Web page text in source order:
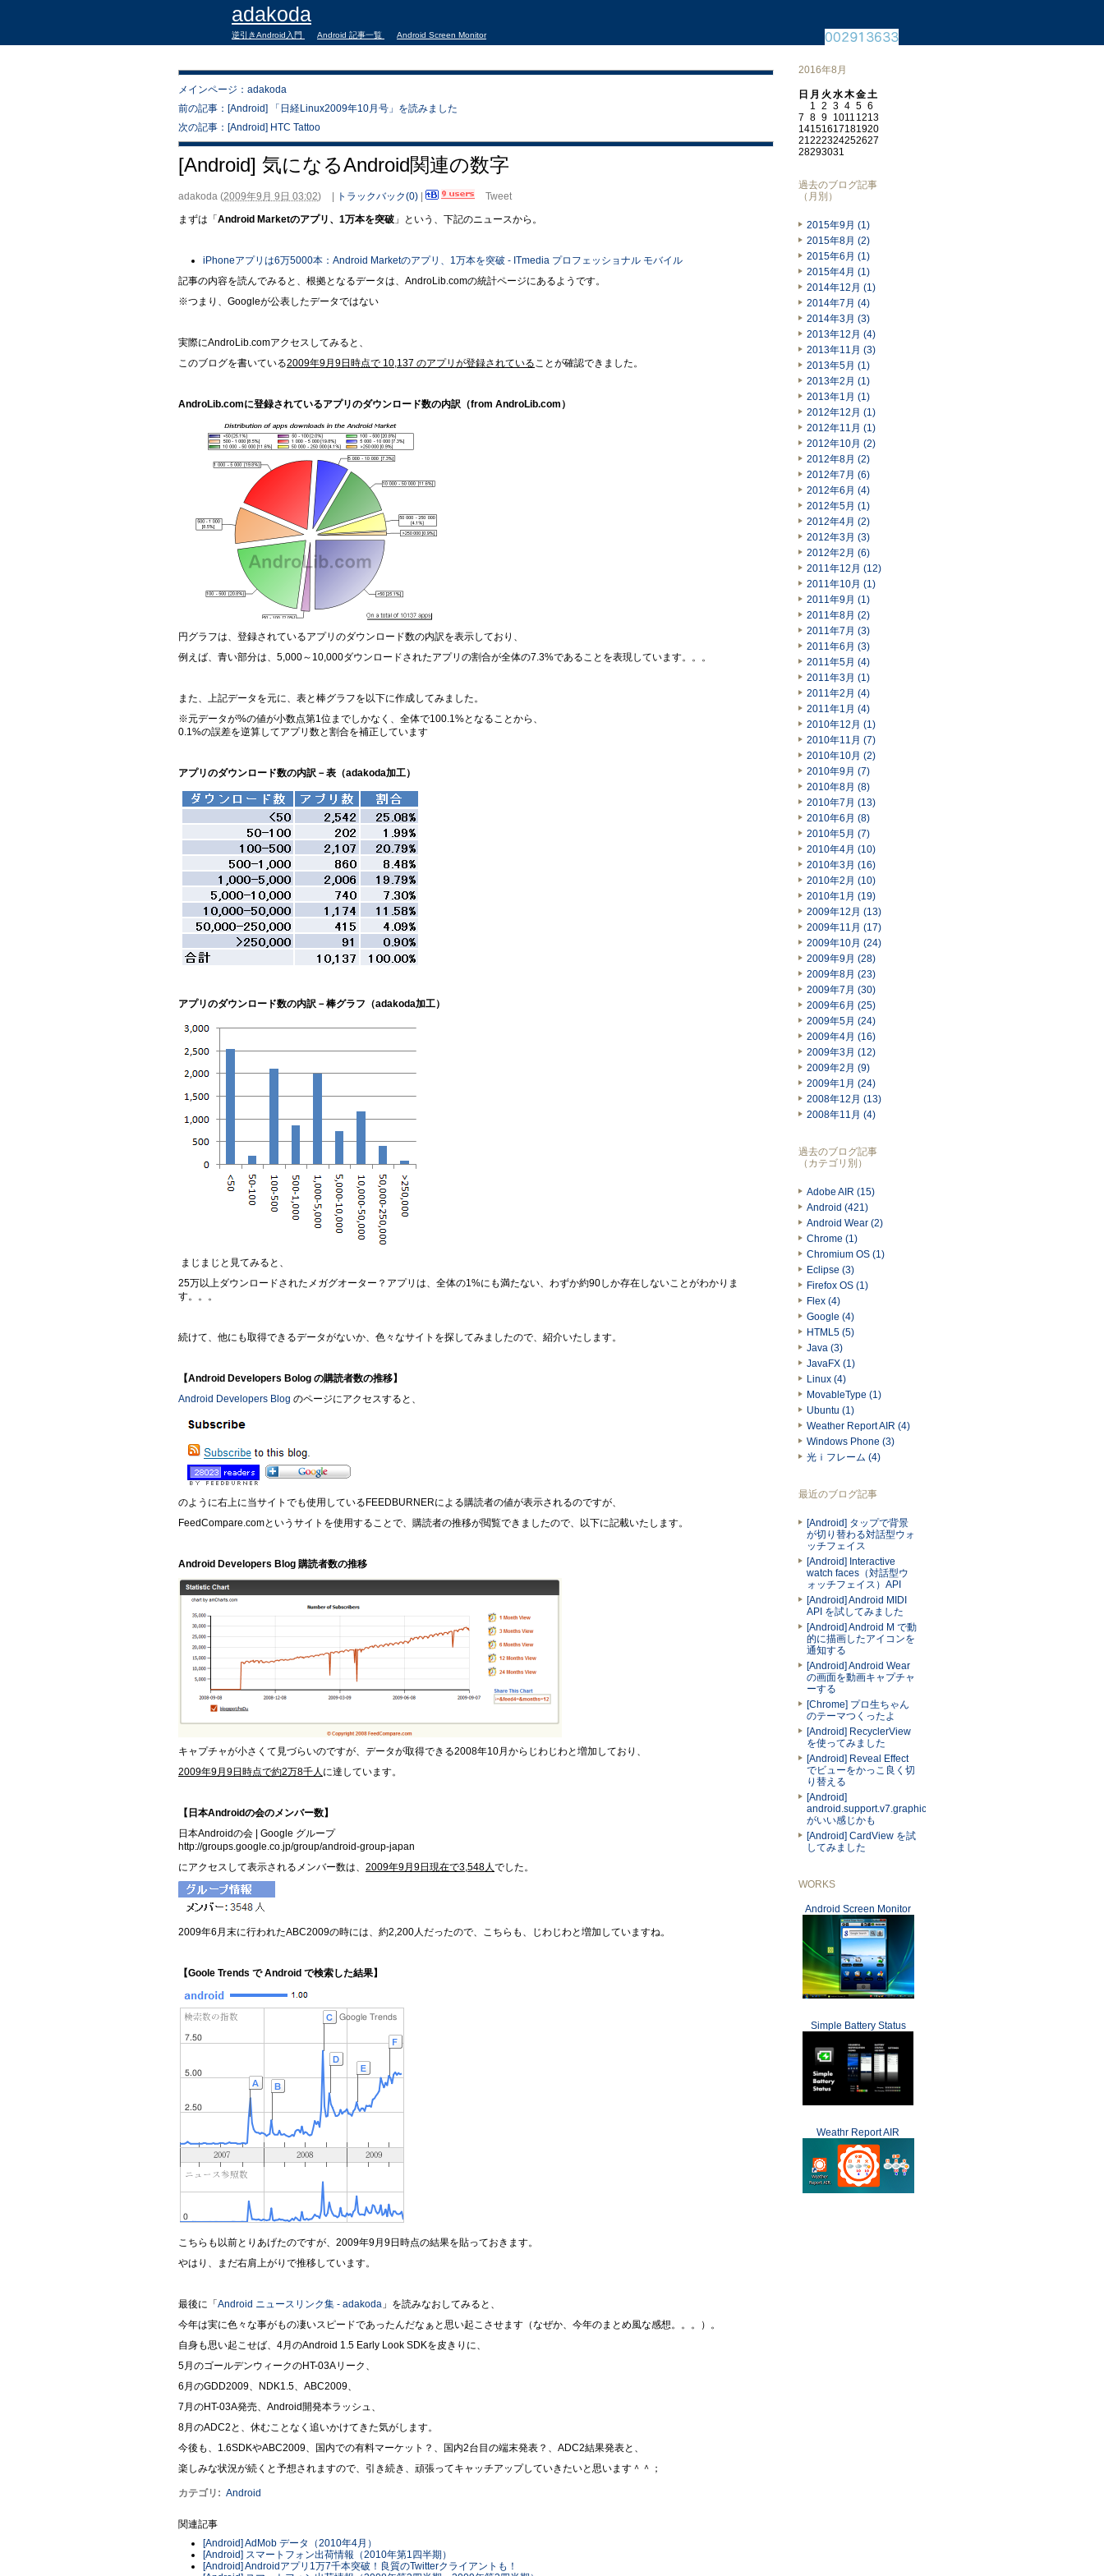
adakoda
逆引きAndroid入門 Android 記事一覧 Android Screen Monitor
メインページ：adakoda
前の記事：[Android] 「日経Linux2009年10月号」を読みました
次の記事：[Android] HTC Tattoo
[Android] 気になるAndroid関連の数字
adakoda (2009年9月 9日 03:02) トラックバック(0)
Tweet
まずは「Android Marketのアプリ、1万本を突破 」という、下記のニュースから。
iPhoneアプリは6万5000本：Android Marketのアプリ、1万本を突破 - ITmedia プロフェッショナル モバイル
記事の内容を読んでみると、根拠となるデータは、AndroLib.comの統計ページにあるようです。
※つまり、Googleが公表したデータではない
実際にAndroLib.comアクセスしてみると、
このブログを書いている2009年9月9日時点で 10,137 のアプリが登録されている ことが確認できました。
AndroLib.comに登録されているアプリのダウンロード数の内訳（from AndroLib.com）
円グラフは、登録されているアプリのダウンロード数の内訳を表示しており、
例えば、青い部分は、5,000～10,000ダウンロードされたアプリの割合が全体の7.3%であることを表現しています。。。
また、上記データを元に、表と棒グラフを以下に作成してみました。
※元データが%の値が小数点第1位までしかなく、全体で100.1%となることから、
0.1%の誤差を逆算してアプリ数と割合を補正しています
アプリのダウンロード数の内訳－表（adakoda加工）
アプリのダウンロード数の内訳－棒グラフ（adakoda加工）
まじまじと見てみると、
25万以上ダウンロードされたメガグオーター？アプリは、全体の1%にも満たない、わずか約90しか存在しないことがわかりま
す。。。
続けて、他にも取得できるデータがないか、色々なサイトを探してみましたので、紹介いたします。
【Android Developers Bolog の購読者数の推移】
Android Developers Blog のページにアクセスすると、
のように右上に当サイトでも使用しているFEEDBURNERによる購読者の値が表示されるのですが、
FeedCompare.comというサイトを使用することで、購読者の推移が閲覧できましたので、以下に記載いたします。
Android Developers Blog 購読者数の推移
キャプチャが小さくて見づらいのですが、データが取得できる2008年10月からじわじわと増加しており、
2009年9月9日時点で約2万8千人 に達しています。
【日本Androidの会のメンバー数】
日本Androidの会 | Google グループ
http://groups.google.co.jp/group/android-group-japan
にアクセスして表示されるメンバー数は、 2009年9月9日現在で3,548人 でした。
2009年6月末に行われたABC2009の時には、約2,200人だったので、こちらも、じわじわと増加していますね。
【Goole Trends で Android で検索した結果】
こちらも以前とりあげたのですが、2009年9月9日時点の結果を貼っておきます。
やはり、まだ右肩上がりで推移しています。
最後に「Android ニュースリンク集 - adakoda 」を読みなおしてみると、
今年は実に色々な事がもの凄いスピードであったんだなぁと思い起こさせます（なぜか、今年のまとめ風な感想。。。）。
自身も思い起こせば、4月のAndroid 1.5 Early Look SDKを皮きりに、
5月のゴールデンウィークのHT-03Aリーク、
6月のGDD2009、NDK1.5、ABC2009、
7月のHT-03A発売、Android開発本ラッシュ、
8月のADC2と、休むことなく追いかけてきた気がします。
今後も、1.6SDKやABC2009、国内での有料マーケット？、国内2台目の端末発表？、ADC2結果発表と、
楽しみな状況が続くと予想されますので、引き続き、頑張ってキャッチアップしていきたいと思います＾＾；
カテゴリ : Android
関連記事
[Android] AdMob データ（2010年4月）
[Android] スマートフォン出荷情報（2010年第1四半期）
[Android] Androidアプリ1万7千本突破！良質のTwitterクライアントも！
2016年8月
日 月 火 水木金土
1 2 3 4 5 6
7 8 9 1011 1213
14151617181920
21222324252627
28293031
過去のブログ記事
（月別）
2015年9月 (1)
2015年8月 (2)
2015年6月 (1)
2015年4月 (1)
2014年12月 (1)
2014年7月 (4)
2014年3月 (3)
2013年12月 (4)
2013年11月 (3)
2013年5月 (1)
2013年2月 (1)
2013年1月 (1)
2012年12月 (1)
2012年11月 (1)
2012年10月 (2)
2012年8月 (2)
2012年7月 (6)
2012年6月 (4)
2012年5月 (1)
2012年4月 (2)
2012年3月 (3)
2012年2月 (6)
2011年12月 (12)
2011年10月 (1)
2011年9月 (1)
2011年8月 (2)
2011年7月 (3)
2011年6月 (3)
2011年5月 (4)
2011年3月 (1)
2011年2月 (4)
2011年1月 (4)
2010年12月 (1)
2010年11月 (7)
2010年10月 (2)
2010年9月 (7)
2010年8月 (8)
2010年7月 (13)
2010年6月 (8)
2010年5月 (7)
2010年4月 (10)
2010年3月 (16)
2010年2月 (10)
2010年1月 (19)
2009年12月 (13)
2009年11月 (17)
2009年10月 (24)
2009年9月 (28)
2009年8月 (23)
2009年7月 (30)
2009年6月 (25)
2009年5月 (24)
2009年4月 (16)
2009年3月 (12)
2009年2月 (9)
2009年1月 (24)
2008年12月 (13)
2008年11月 (4)
過去のブログ記事
（カテゴリ別）
Adobe AIR (15)
Android (421)
Android Wear (2)
Chrome (1)
Chromium OS (1)
Eclipse (3)
Firefox OS (1)
Flex (4)
Google (4)
HTML5 (5)
Java (3)
JavaFX (1)
Linux (4)
MovableType (1)
Ubuntu (1)
Weather Report AIR (4)
Windows Phone (3)
光ｉフレーム (4)
最近のブログ記事
[Android] タップで背景
が切り替わる対話型ウォ
ッチフェイス
[Android] Interactive
watch faces（対話型ウ
ォッチフェイス）API
[Android] Android MIDI
API を試してみました
[Android] Android M で動
的に描画したアイコンを
通知する
[Android] Android Wear
の画面を動画キャプチャ
ーする
[Chrome] プロ生ちゃん
のテーマつくったよ
[Android] RecyclerView
を使ってみました
[Android] Reveal Effect
でビューをかっこ良く切
り替える
[Android]
android.support.v7.graphics.Palette
がいい感じかも
[Android] CardView を試
してみました
WORKS
Android Screen Monitor
Simple Battery Status
Weathr Report AIR